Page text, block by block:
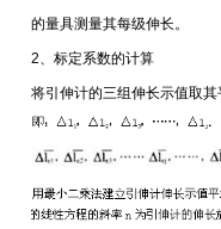
的量具测量其每级伸长。
2、标定系数的计算
将引伸计的三组伸长示值取其